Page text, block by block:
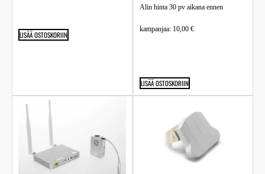
LISÄÄ OSTOSKORIIN
Alin hinta 30 pv aikana ennen
kampanjaa: 10,00 €
LISÄÄ OSTOSKORIIN